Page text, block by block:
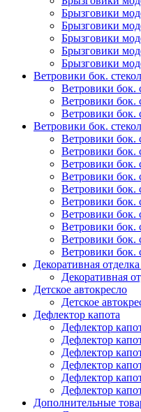
Брызговики
Брызговики
Брызговики
Брызговики
Брызговики
Ветровики бок. стекол
Ветровики бок.
Ветровики бок.
Ветровики бок.
Ветровики бок.
Ветровики бок.
Ветровики бок.
Ветровики бок.
Ветровики бок.
Ветровики бок.
Ветровики бок.
Ветровики бок.
Ветровики бок.
Ветровики бок.
Ветровики бок.
Декоративная
Декоративная
Детское автокресло
Детское
Дефлектор капота
Дефлектор
Дефлектор
Дефлектор
Дефлектор
Дефлектор
Дефлектор
Дополнительные